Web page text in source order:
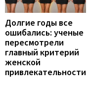
Долгие годы все
ошибались: ученые
пересмотрели
главный критерий
женской
привлекательности